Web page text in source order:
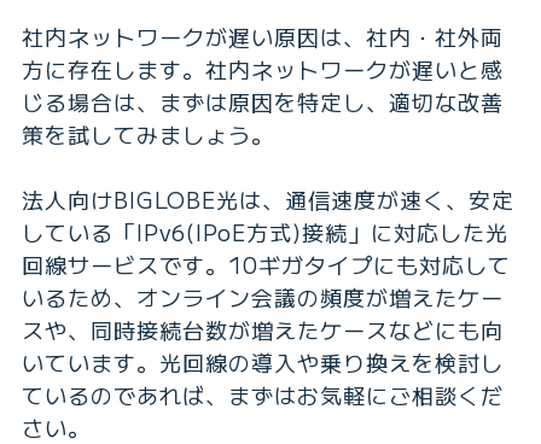
社内ネットワークが遅い原因は、社内・社外両
方に存在します。社内ネットワークが遅いと感
じる場合は、まずは原因を特定し、適切な改善
策を試してみましょう。
法人向けBIGLOBE光は、通信速度が速く、安定
している「IPv6(IPoE方式)接続」に対応した光
回線サービスです。10ギガタイプにも対応して
いるため、オンライン会議の頻度が増えたケー
スや、同時接続台数が増えたケースなどにも向
いています。光回線の導入や乗り換えを検討し
ているのであれば、まずはお気軽にご相談くだ
さい。